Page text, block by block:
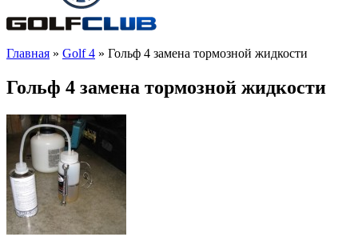
Главная » Golf 4 » Гольф 4 замена тормозной жидкости
Гольф 4 замена тормозной жидкости